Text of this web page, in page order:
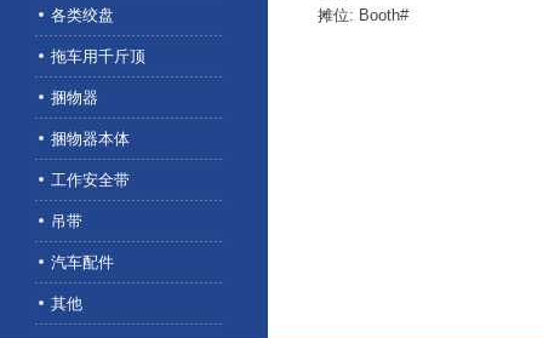
各类绞盘
拖车用千斤顶
捆物器
捆物器本体
工作安全带
吊带
汽车配件
其他
摊位: Booth#